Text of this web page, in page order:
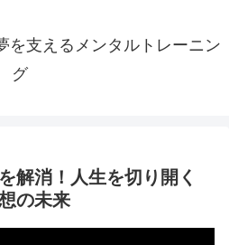
を支えるメンタルトレーニン
グ
解消！人生を切り開く
の未来